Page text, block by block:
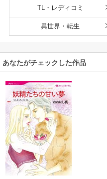
TL・レディコミ
異世界・転生
あなたがチェックした作品